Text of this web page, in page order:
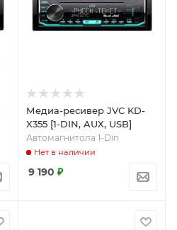
Медиа-ресивер JVC KD-
X355 [1-DIN, AUX, USB]
Автомагнитола 1-Din
Нет в наличии
9 190 ₽